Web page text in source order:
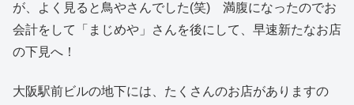
が、よく見ると鳥やさんでした(笑) 満腹になったのでお
会計をして「まじめや」さんを後にして、早速新たなお店
の下見へ！
大阪駅前ビルの地下には、たくさんのお店がありますの